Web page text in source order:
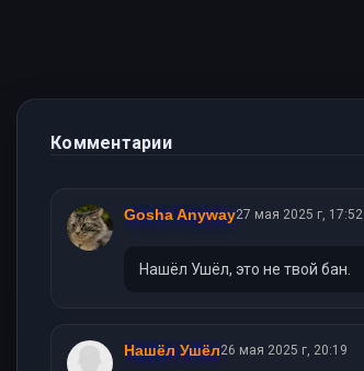
Комментарии
Gosha Anyway27 мая 2025 г, 17:52
Нашёл Ушёл, это не твой бан.
Нашёл Ушёл26 мая 2025 г, 20:19